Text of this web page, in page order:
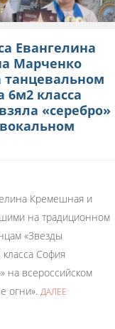
Евангелина
Марченко
6м2 класса
«серебро»
Кремешная и
на традиционном
«Звезды
София
на всероссийском
огни». ДАЛЕЕ